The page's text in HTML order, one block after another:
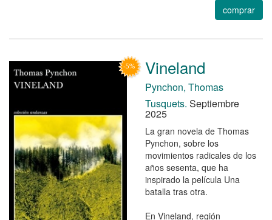
comprar
Vineland
Pynchon, Thomas
Tusquets. Septiembre
2025
La gran novela de Thomas
Pynchon, sobre los
movimientos radicales de los
años sesenta, que ha
inspirado la película Una
batalla tras otra.
En Vineland, región